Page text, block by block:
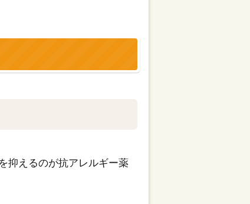
抑えるのが抗アレルギー薬